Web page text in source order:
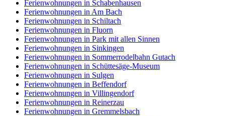
Ferienwohnungen in Schabenhausen
Ferienwohnungen in Am Bach
Ferienwohnungen in Schiltach
Ferienwohnungen in Fluorn
Ferienwohnungen in Park mit allen Sinnen
Ferienwohnungen in Sinkingen
Ferienwohnungen in Sommerrodelbahn Gutach
Ferienwohnungen in Schüttesäge-Museum
Ferienwohnungen in Sulgen
Ferienwohnungen in Beffendorf
Ferienwohnungen in Villingendorf
Ferienwohnungen in Reinerzau
Ferienwohnungen in Gremmelsbach